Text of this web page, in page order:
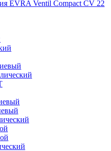
EVRA Ventil Compact CV 22